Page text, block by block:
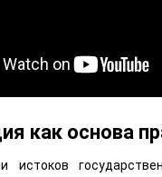
как основа
истоков